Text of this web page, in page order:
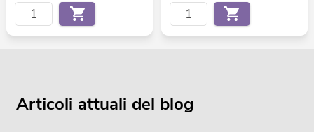
Articoli attuali del blog